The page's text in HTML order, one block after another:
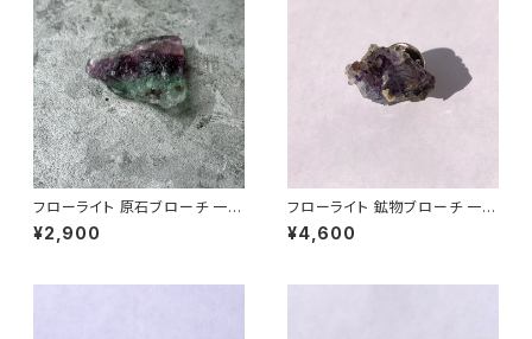
フローライト 原石ブローチ 一点
もの 鉱物 天然石 ハンドメイド
アクセサリー パワーストーン (N
¥2,900
フローライト 鉱物ブローチ 一点
もの 原石 天然石 ハンドメイド
アクセサリー パワーストーン (N
¥4,600